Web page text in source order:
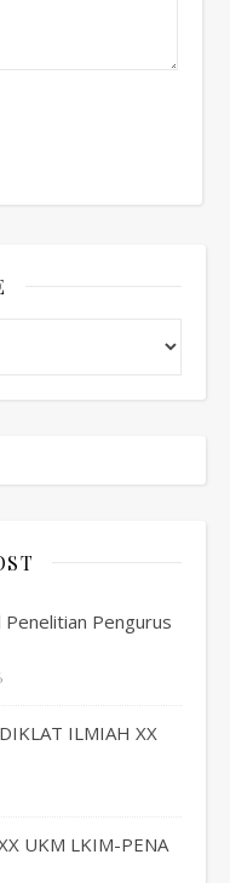
Penelitian Pengurus
ILMIAH XX
UKM LKIM-PENA